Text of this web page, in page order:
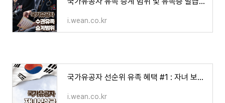
i.wean.co.kr
국가유공자 선순위 유족 혜택 #1 : 자녀 보훈급여 보상금 (수당)
i.wean.co.kr